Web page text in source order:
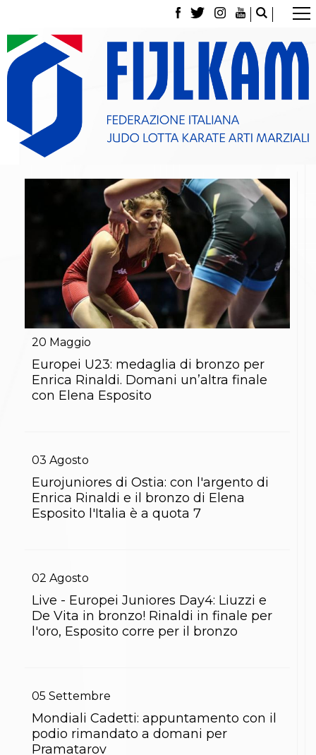
La Federazione
Tesseramento
Contatti
Norme e modulistica Affiliazioni e Tesseramenti
Classifica Società Sportive con più di 100 atleti
tesserati
Gare e Risultati
Archivio eventi
Dove siamo
Media
Partners
Trasparenza
Judo
La disciplina
Attività Didattica
Gare e Risultati
Albi Federali
Lotta
La disciplina
News
Gare e Risultati
Gare e Risultati
Attività Didattica
Albi Federali
Grappling
BJJ
Pancrazio/Pankration
S'istrumpa
News
Merchandising
Mappa del sito
20 Maggio
Europei U23: medaglia di bronzo per
Enrica Rinaldi. Domani un’altra finale
con Elena Esposito
03 Agosto
Eurojuniores di Ostia: con l'argento di
Enrica Rinaldi e il bronzo di Elena
Esposito l'Italia è a quota 7
02 Agosto
Live - Europei Juniores Day4: Liuzzi e
De Vita in bronzo! Rinaldi in finale per
l'oro, Esposito corre per il bronzo
05 Settembre
Mondiali Cadetti: appuntamento con il
podio rimandato a domani per
Pramatarov